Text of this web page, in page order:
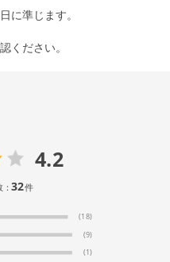
に準じます。
ください。
4.2
：32件
(18)
(9)
(1)